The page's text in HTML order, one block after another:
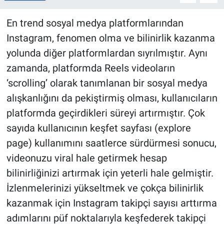
En trend sosyal medya platformlarından
Instagram, fenomen olma ve bilinirlik kazanma
yolunda diğer platformlardan sıyrılmıştır. Aynı
zamanda, platformda Reels videoların
‘scrolling’ olarak tanımlanan bir sosyal medya
alışkanlığını da pekiştirmiş olması, kullanıcıların
platformda geçirdikleri süreyi artırmıştır. Çok
sayıda kullanıcının keşfet sayfası (explore
page) kullanımını saatlerce sürdürmesi sonucu,
videonuzu viral hale getirmek hesap
bilinirliğinizi artırmak için yeterli hale gelmiştir.
İzlenmelerinizi yükseltmek ve çokça bilinirlik
kazanmak için Instagram takipçi sayısı arttırma
adımlarını püf noktalarıyla keşfederek takipçi
Magazin
Bilim ve Teknoloji